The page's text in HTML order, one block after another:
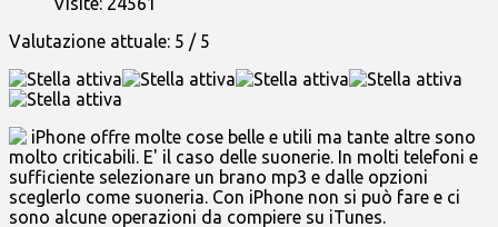
Valutazione attuale: 5 / 5
iPhone offre molte cose belle e utili ma tante altre sono
molto criticabili. E' il caso delle suonerie. In molti telefoni e
sufficiente selezionare un brano mp3 e dalle opzioni
sceglerlo come suoneria. Con iPhone non si può fare e ci
sono alcune operazioni da compiere su iTunes.